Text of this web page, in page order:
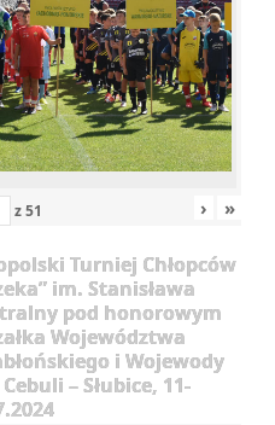
z51 › »
Turniej Chłopców
im. Stanisława
pod honorowym
Województwa
i Wojewody
– Słubice, 11-